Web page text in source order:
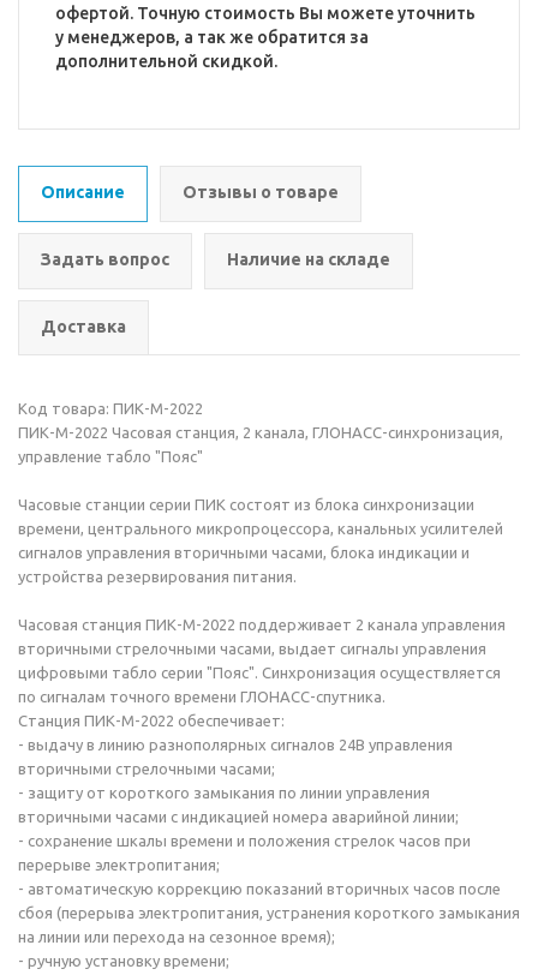
офертой. Точную стоимость Вы можете уточнить
у менеджеров, а так же обратится за
дополнительной скидкой.
Описание Отзывы о товаре
Задать вопрос Наличие на складе
Доставка
Код товара: ПИК-М-2022
ПИК-М-2022 Часовая станция, 2 канала, ГЛОНАСС-синхронизация,
управление табло "Пояс"
Часовые станции серии ПИК состоят из блока синхронизации
времени, центрального микропроцессора, канальных усилителей
сигналов управления вторичными часами, блока индикации и
устройства резервирования питания.
Часовая станция ПИК-М-2022 поддерживает 2 канала управления
вторичными стрелочными часами, выдает сигналы управления
цифровыми табло серии "Пояс". Синхронизация осуществляется
по сигналам точного времени ГЛОНАСС-спутника.
Станция ПИК-М-2022 обеспечивает:
- выдачу в линию разнополярных сигналов 24В управления
вторичными стрелочными часами;
- защиту от короткого замыкания по линии управления
вторичными часами с индикацией номера аварийной линии;
- сохранение шкалы времени и положения стрелок часов при
перерыве электропитания;
- автоматическую коррекцию показаний вторичных часов после
сбоя (перерыва электропитания, устранения короткого замыкания
на линии или перехода на сезонное время);
- ручную установку времени;